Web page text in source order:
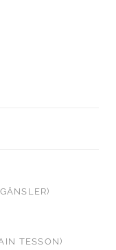
TESSON)